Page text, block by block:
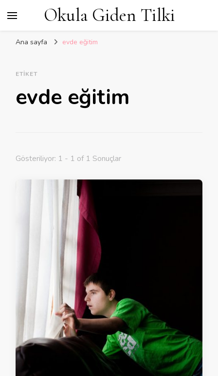
Okula Giden Tilki
Ana sayfa evde eğitim
ETIKET
evde eğitim
Gösteriliyor: 1 - 1 of 1 Sonuçlar